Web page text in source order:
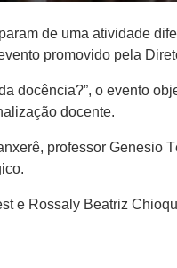
de uma atividade
promovido pela
docência?”, o evento
docente.
professor Genesio
e Rossaly Beatriz